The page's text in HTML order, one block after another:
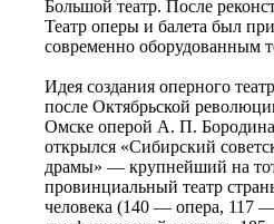
Большой театр. После
Театр оперы и балета был
современно оборудованным
Идея создания оперного
после Октябрьской
Омске оперой А. П.
открылся «Сибирский
драмы» — крупнейший на
провинциальный театр
человека (140 — опера, 117